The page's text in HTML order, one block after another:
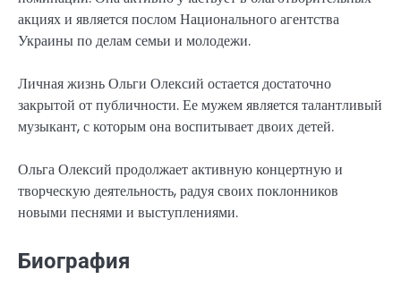
акциях и является послом Национального агентства
Украины по делам семьи и молодежи.
Личная жизнь Ольги Олексий остается достаточно
закрытой от публичности. Ее мужем является талантливый
музыкант, с которым она воспитывает двоих детей.
Ольга Олексий продолжает активную концертную и
творческую деятельность, радуя своих поклонников
новыми песнями и выступлениями.
Биография